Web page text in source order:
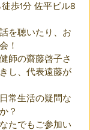
1分 佐平ビル8
を聴いたり、お
！
師の齋藤啓子さ
し、代表遠藤が
常生活の疑問な
？
たでもご参加い